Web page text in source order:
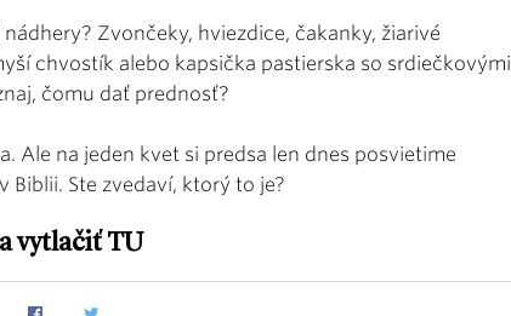
Zvončeky, hviezdice, čakanky, žiarivé
chvostík alebo kapsička pastierska so srdiečkovými
čomu dať prednosť?
Ale na jeden kvet si predsa len dnes posvietime
Biblii. Ste zvedaví, ktorý to je?
vytlačiťTU